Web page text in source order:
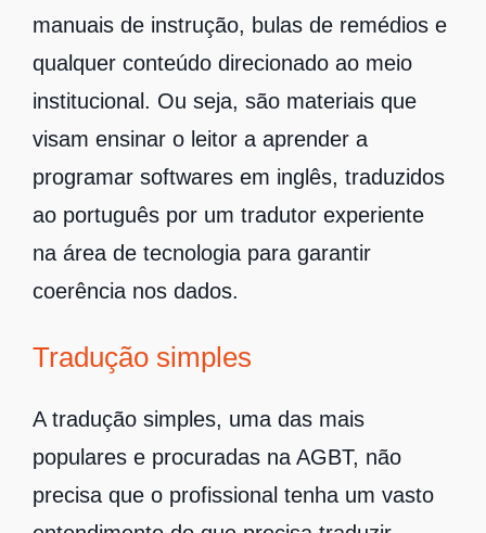
manuais de instrução, bulas de remédios e
qualquer conteúdo direcionado ao meio
institucional. Ou seja, são materiais que
visam ensinar o leitor a aprender a
programar softwares em inglês, traduzidos
ao português por um tradutor experiente
na área de tecnologia para garantir
coerência nos dados.
Tradução simples
A tradução simples, uma das mais
populares e procuradas na AGBT, não
precisa que o profissional tenha um vasto